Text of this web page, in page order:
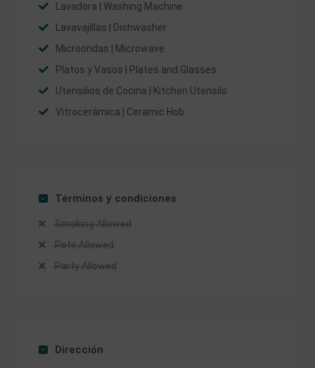
Lavadora | Washing Machine
Lavavajillas | Dishwasher
Microondas | Microwave
Platos y Vasos | Plates and Glasses
Utensilios de Cocina | Kitchen Utensils
Vitrocerámica | Ceramic Hob
Términos y condiciones
Smoking Allowed
Pets Allowed
Party Allowed
Dirección